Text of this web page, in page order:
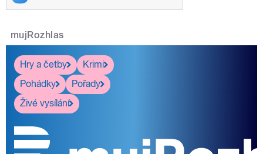
mujRozhlas
Hry a četby
Krimi
Pohádky
Pořady
Živé vysílání